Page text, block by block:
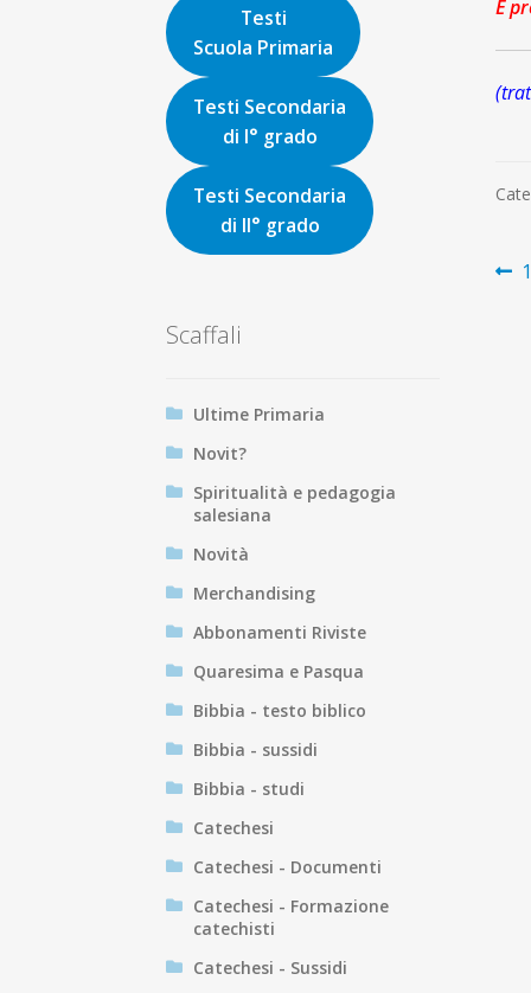
È
Testi
Scuola Primaria
Testi Secondaria
di I° grado
Testi Secondaria
di II° grado
Scaffali
Ultime Primaria
Novit?
Spiritualità e pedagogia
salesiana
Novità
Merchandising
Abbonamenti Riviste
Quaresima e Pasqua
Bibbia - testo biblico
Bibbia - sussidi
Bibbia - studi
Catechesi
Catechesi - Documenti
Catechesi - Formazione
catechisti
Catechesi - Sussidi